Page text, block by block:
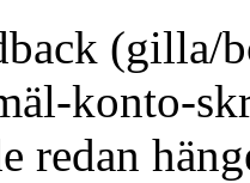
(gilla/
konto-
redan